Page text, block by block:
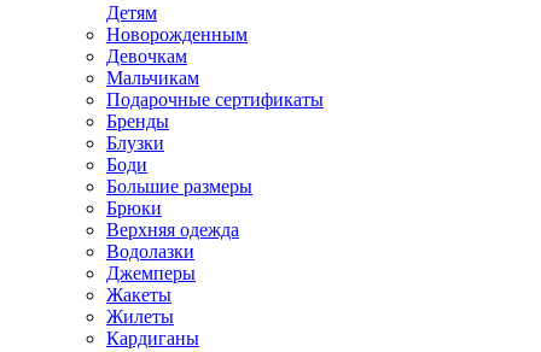
Детям
Новорожденным
Девочкам
Мальчикам
Подарочные сертификаты
Бренды
Блузки
Боди
Большие размеры
Брюки
Верхняя одежда
Водолазки
Джемперы
Жакеты
Жилеты
Кардиганы